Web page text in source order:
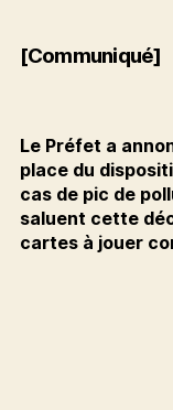
[Communiqué]
Le Préfet a
place du
cas de pic de
saluent cette
cartes à jouer